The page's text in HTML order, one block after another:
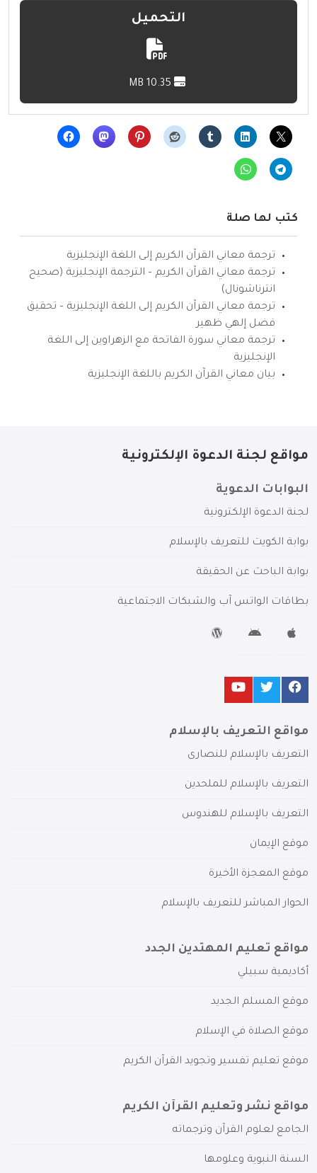
التحميل
كتب لها صلة
ترجمة معاني القرآن الكريم إلى اللغة الإنجليزية
ترجمة معاني القرآن الكريم – الترجمة الإنجليزية (صحيح
انترناشونال)
ترجمة معاني القرآن الكريم إلى اللغة الإنجليزية – تحقيق
فضل إلهي ظهير
ترجمة معاني سورة الفاتحة مع الزهراوين إلى اللغة
الإنجليزية
بيان معاني القرآن الكريم باللغة الإنجليزية
مواقع لجنة الدعوة الإلكترونية
البوابات الدعوية
لجنة الدعوة الإلكترونية
بوابة الكويت للتعريف بالإسلام
بوابة الباحث عن الحقيقة
بطاقات الواتس آب والشبكات الاجتماعية
مواقع التعريف بالإسلام
التعريف بالإسلام للنصارى
التعريف بالإسلام للملحدين
التعريف بالإسلام للهندوس
موقع الإيمان
موقع المعجزة الأخيرة
الحوار المباشر للتعريف بالإسلام
مواقع تعليم المهتدين الجدد
أكاديمية سبيلي
موقع المسلم الجديد
موقع الصلاة في الإسلام
موقع تعليم تفسير وتجويد القرآن الكريم
مواقع نشر وتعليم القرآن الكريم
الجامع لعلوم القرآن وترجماته
السنة النبوية وعلومها